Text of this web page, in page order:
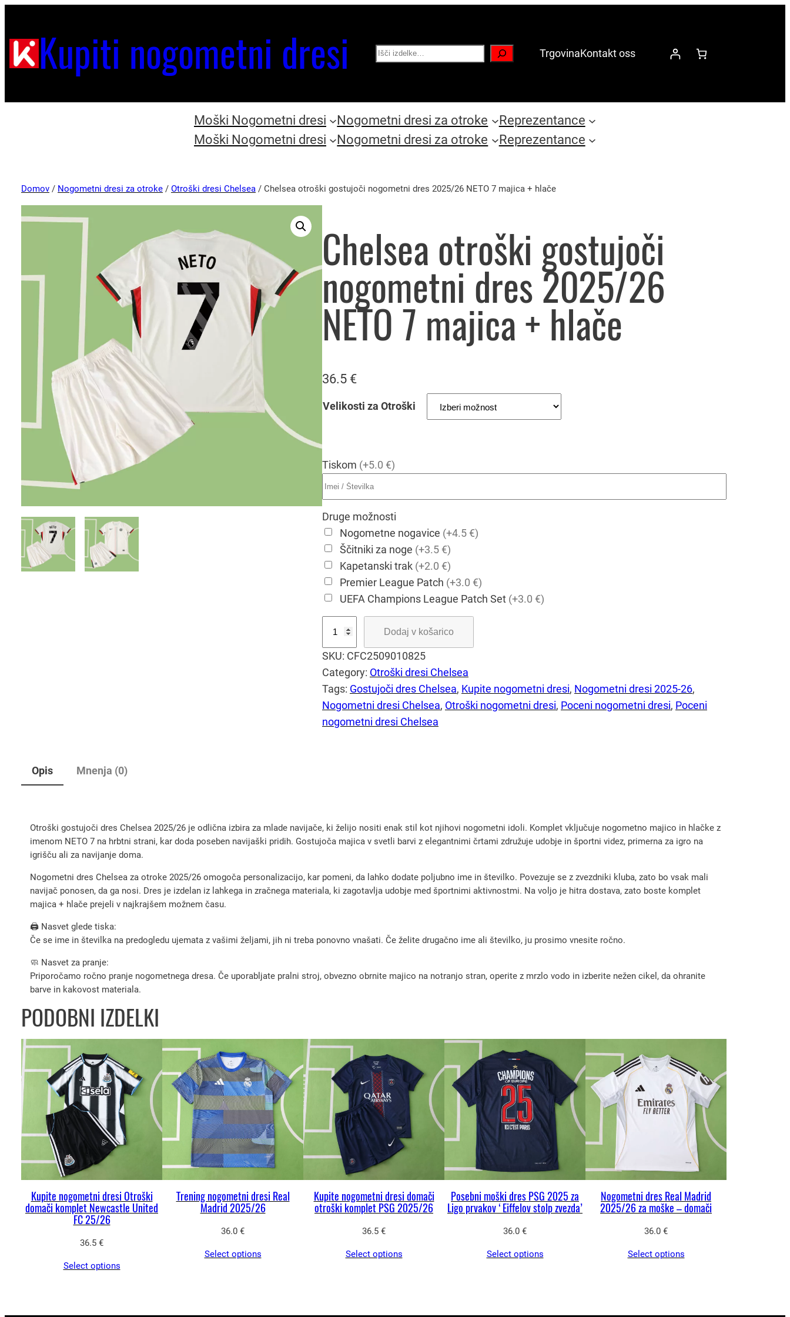
Kupiti nogometni dresi Search TrgovinaKontakt oss
Moški Nogometni dresi Nogometni dresi za otroke
Reprezentance
Moški Nogometni dresi
Nogometni dresi za otroke Reprezentance
Domov / Nogometni dresi za otroke / Otroški dresi Chelsea / Chelsea otroški gostujoči nogometni dres 2025/26 NETO 7 majica + hlače
Chelsea otroški gostujoči
nogometni dres 2025/26
NETO 7 majica + hlače
36.5 €
Velikosti za Otroški
Tiskom (+5.0 €)
Druge možnosti
Nogometne nogavice (+4.5 €)
Ščitniki za noge (+3.5 €)
Kapetanski trak (+2.0 €)
Premier League Patch (+3.0 €)
UEFA Champions League Patch Set (+3.0 €)
e
l
s
e
a
i
s
j
o
m
i
e
s
2
Dodaj v košarico
SKU: CFC2509010825
Category: Otroški dresi Chelsea
Tags: Gostujoči dres Chelsea, Kupite nogometni dresi, Nogometni dresi 2025-26
Nogometni dresi Chelsea, Otroški nogometni dresi, Poceni nogometni dresi, Poceni
nogometni dresi Chelsea
Opis Mnenja (0)
Otroški gostujoči dres Chelsea 2025/26 je odlična izbira za mlade navijače, ki želijo nositi enak stil kot njihovi nogometni idoli. Komplet vključuje nogometno majico in hlačke z
imenom NETO 7 na hrbtni strani, kar doda poseben navijaški pridih. Gostujoča majica v svetli barvi z elegantnimi črtami združuje udobje in športni videz, primerna za igro na
igrišču ali za navijanje doma.
Nogometni dres Chelsea za otroke 2025/26 omogoča personalizacijo, kar pomeni, da lahko dodate poljubno ime in številko. Povezuje se z zvezdniki kluba, zato bo vsak mali
navijač ponosen, da ga nosi. Dres je izdelan iz lahkega in zračnega materiala, ki zagotavlja udobje med športnimi aktivnostmi. Na voljo je hitra dostava, zato boste komplet
majica + hlače prejeli v najkrajšem možnem času.
🖨️ Nasvet glede tiska:
Če se ime in številka na predogledu ujemata z vašimi željami, jih ni treba ponovno vnašati. Če želite drugačno ime ali številko, ju prosimo vnesite ročno.
🧼 Nasvet za pranje:
Priporočamo ročno pranje nogometnega dresa. Če uporabljate pralni stroj, obvezno obrnite majico na notranjo stran, operite z mrzlo vodo in izberite nežen cikel, da ohranite
barve in kakovost materiala.
PODOBNI IZDELKI
Kupite nogometni dresi Otroški
domači komplet Newcastle United
FC 25/26
36.5 €
Select options
Trening nogometni dresi Real
Madrid 2025/26
36.0 €
Select options
Kupite nogometni dresi domači
otroški komplet PSG 2025/26
36.5 €
Select options
Posebni moški dres PSG 2025 za
Ligo prvakov ‘Eiffelov stolp zvezda’
36.0 €
Select options
Nogometni dres Real Madrid
2025/26 za moške – domači
36.0 €
Select options